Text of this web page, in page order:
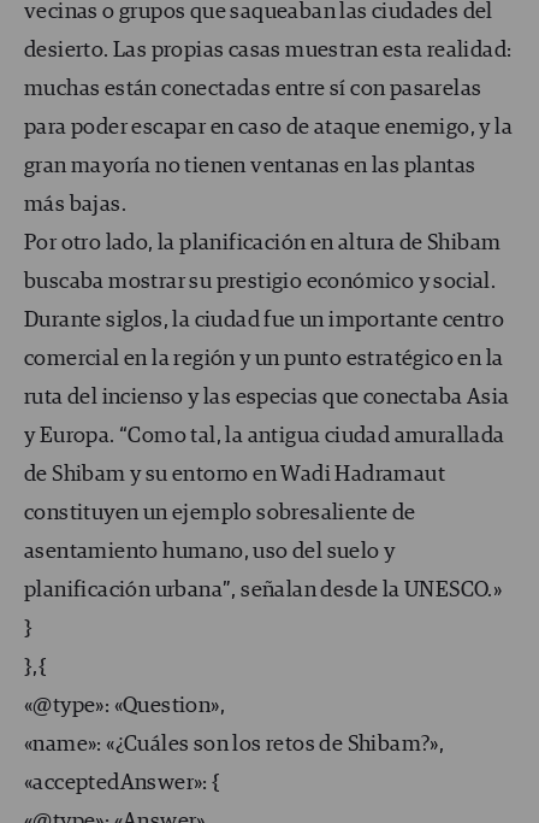
vecinas o grupos que saqueaban las ciudades del
desierto. Las propias casas muestran esta realidad:
muchas están conectadas entre sí con pasarelas
para poder escapar en caso de ataque enemigo, y la
gran mayoría no tienen ventanas en las plantas
más bajas.
Por otro lado, la planificación en altura de Shibam
buscaba mostrar su prestigio económico y social.
Durante siglos, la ciudad fue un importante centro
comercial en la región y un punto estratégico en la
ruta del incienso y las especias que conectaba Asia
y Europa. “Como tal, la antigua ciudad amurallada
de Shibam y su entorno en Wadi Hadramaut
constituyen un ejemplo sobresaliente de
asentamiento humano, uso del suelo y
planificación urbana”, señalan desde la UNESCO.»
}
},{
«@type»: «Question»,
«name»: «¿Cuáles son los retos de Shibam?»,
«acceptedAnswer»: {